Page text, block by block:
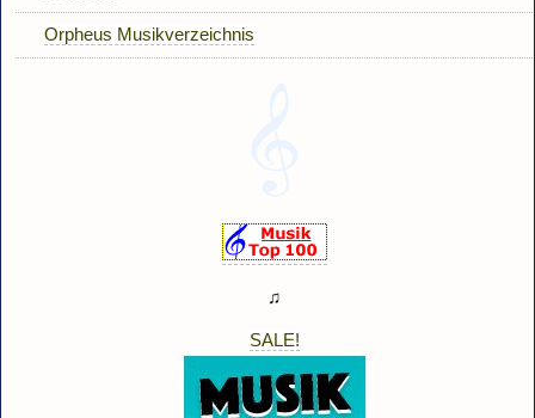
Orpheus Musikverzeichnis
♫
SALE!